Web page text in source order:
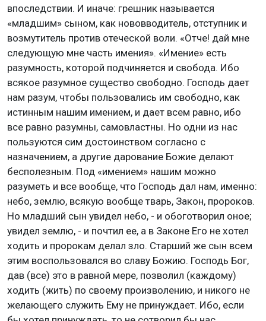
впоследствии. И иначе: грешник называется
«младшим» сыном, как нововводитель, отступник и
возмутитель против отеческой воли. «Отче! дай мне
следующую мне часть имения». «Имение» есть
разумность, которой подчиняется и свобода. Ибо
всякое разумное существо свободно. Господь дает
нам разум, чтобы пользовались им свободно, как
истинным нашим имением, и дает всем равно, ибо
все равно разумны, самовластны. Но одни из нас
пользуются сим достоинством согласно с
назначением, а другие дарование Божие делают
бесполезным. Под «имением» нашим можно
разуметь и все вообще, что Господь дал нам, именно:
небо, землю, всякую вообще тварь, Закон, пророков.
Но младший сын увидел небо, - и обоготворил оное;
увидел землю, - и почтил ее, а в Законе Его не хотел
ходить и пророкам делал зло. Старший же сын всем
этим воспользовался во славу Божию. Господь Бог,
дав (все) это в равной мере, позволил (каждому)
ходить (жить) по своему произволению, и никого не
желающего служить Ему не принуждает. Ибо, если